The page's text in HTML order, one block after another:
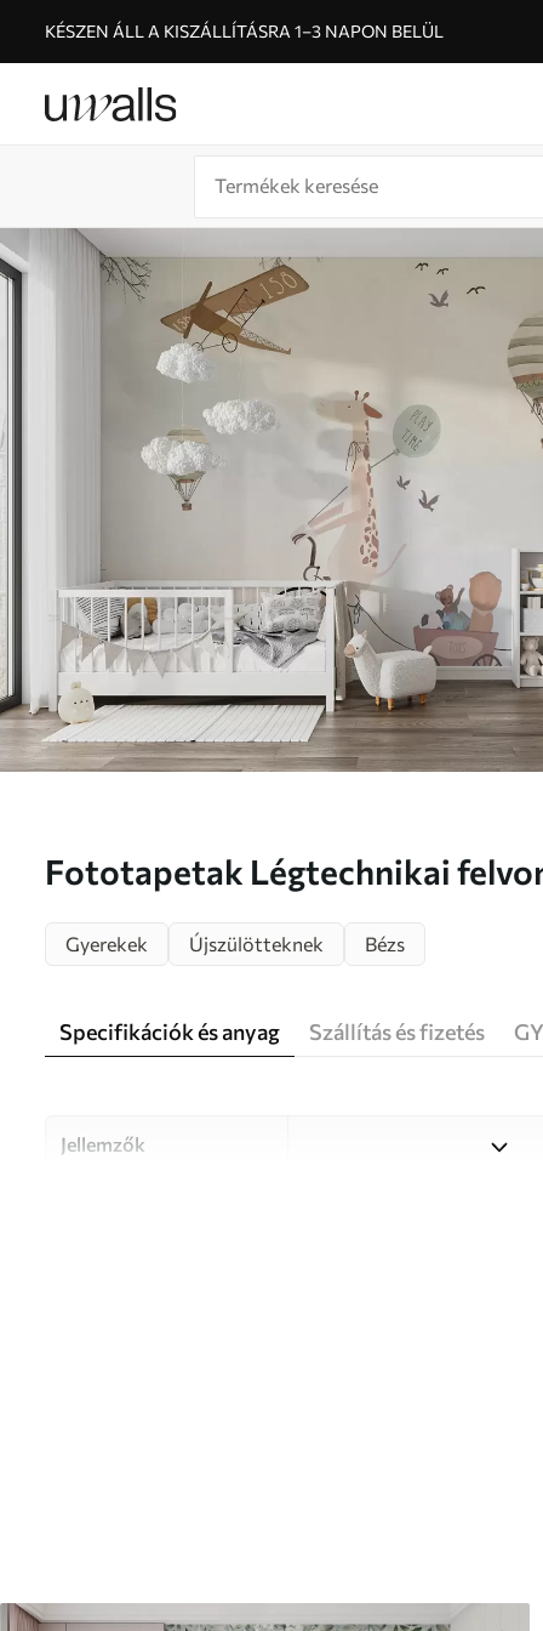
KÉSZEN ÁLL A KISZÁLLÍTÁSRA 1–3 NAPON BELÜL
Fototapetak Légtechnikai
Gyerekek Újszülötteknek Bézs
Specifikációk és anyag Szállítás és fizetés
Jellemzők
A képet az Ön által